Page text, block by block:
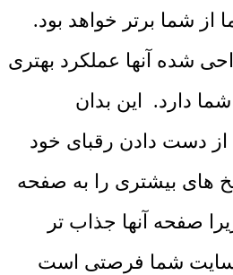
شما برتر خواهد بود.
شده آنها عملکرد بهتری
دارد. این بدان
دست دادن رقبای خود
های بیشتری را به صفحه
صفحه آنها جذاب تر
شما فرصتی است